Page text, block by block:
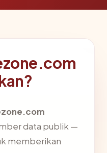
data publik —
memberikan